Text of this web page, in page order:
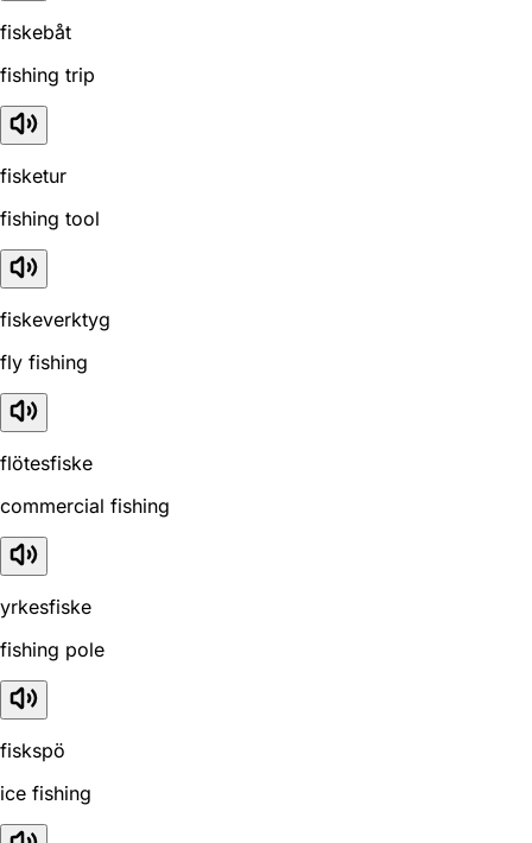
fiskebåt
fishing trip
fisketur
fishing tool
fiskeverktyg
fly fishing
flötesfiske
commercial fishing
yrkesfiske
fishing pole
fiskspö
ice fishing